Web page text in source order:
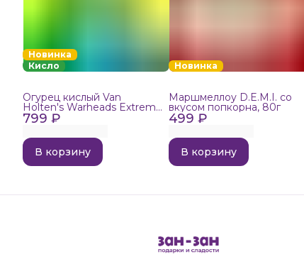
Новинка
Кисло
799 ₽
Огурец кислый Van
Holten's Warheads Extreme
Sour, 140г
В корзину
Новинка
499 ₽
Маршмеллоу D.E.M.I. со
вкусом попкорна, 80г
В корзину